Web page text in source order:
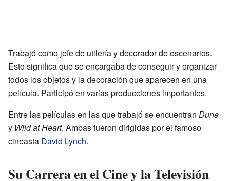
Trabajó como jefe de utilería y decorador de escenarios.
Esto significa que se encargaba de conseguir y organizar
todos los objetos y la decoración que aparecen en una
película. Participó en varias producciones importantes.
Entre las películas en las que trabajó se encuentran Dune
y Wild at Heart. Ambas fueron dirigidas por el famoso
cineasta David Lynch.
Su Carrera en el Cine y la Televisión